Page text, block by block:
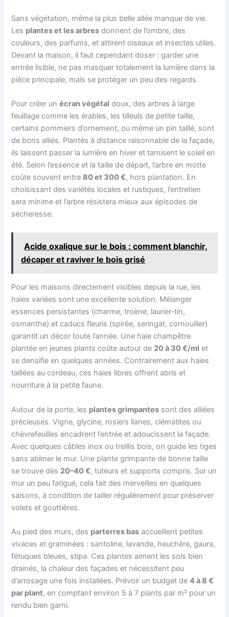
Sans végétation, même la plus belle allée manque de vie.
Les plantes et les arbres donnent de l’ombre, des
couleurs, des parfums, et attirent oiseaux et insectes utiles.
Devant la maison, il faut cependant doser : garder une
entrée lisible, ne pas masquer totalement la lumière dans la
pièce principale, mais se protéger un peu des regards.
Pour créer unécran végétal doux, des arbres à large
feuillage comme les érables, les tilleuls de petite taille,
certains pommiers d’ornement, ou même un pin taillé, sont
de bons alliés. Plantés à distance raisonnable de la façade,
ils laissent passer la lumière en hiver et tamisent le soleil en
été. Selon l’essence et la taille de départ, l’arbre en motte
coûte souvent entre80 et 300 €, hors plantation. En
choisissant des variétés locales et rustiques, l’entretien
sera minime et l’arbre résistera mieux aux épisodes de
sécheresse.
Acide oxalique sur le bois : comment blanchir,
décaper et raviver le bois grisé
Pour les maisons directement visibles depuis la rue, les
haies variées sont une excellente solution. Mélanger
essences persistantes (charme, troène, laurier-tin,
osmanthe) et caducs fleuris (spirée, seringat, cornouiller)
garantit un décor toute l’année. Une haie champêtre
plantée en jeunes plants coûte autour de 20 à 30 €/ml et
se densifie en quelques années. Contrairement aux haies
taillées au cordeau, ces haies libres offrent abris et
nourriture à la petite faune.
Autour de la porte, les plantes grimpantes sont des alliées
précieuses. Vigne, glycine, rosiers lianes, clématites ou
chèvrefeuilles encadrent l’entrée et adoucissent la façade.
Avec quelques câbles inox ou treillis bois, on guide les tiges
sans abîmer le mur. Une plante grimpante de bonne taille
se trouve dès 20–40 €, tuteurs et supports compris. Sur un
mur un peu fatigué, cela fait des merveilles en quelques
saisons, à condition de tailler régulièrement pour préserver
volets et gouttières.
Au pied des murs, des parterres bas accueillent petites
vivaces et graminées : santoline, lavande, heuchère, gaura,
fétuques bleues, stipa. Ces plantes aiment les sols bien
drainés, la chaleur des façades et nécessitent peu
d’arrosage une fois installées. Prévoir un budget de4 à 8 €
par plant, en comptant environ 5 à 7 plants par m² pour un
rendu bien garni.